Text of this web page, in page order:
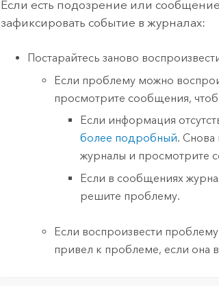
Если есть подозрение или
зафиксировать событие в журналах:
Постарайтесь заново
Если проблему можно
просмотрите сообщения,
Если информация
более подробный. Снова
журналы и просмотрите
Если в сообщениях
решите проблему.
Если воспроизвести
привел к проблеме, если она